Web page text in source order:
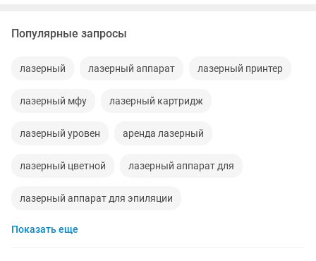
Популярные запросы
лазерный лазерный аппарат лазерный принтер
лазерный мфу лазерный картридж
лазерный уровен аренда лазерный
лазерный цветной лазерный аппарат для
лазерный аппарат для эпиляции
аппарат лазерный эпиляция
Показать еще